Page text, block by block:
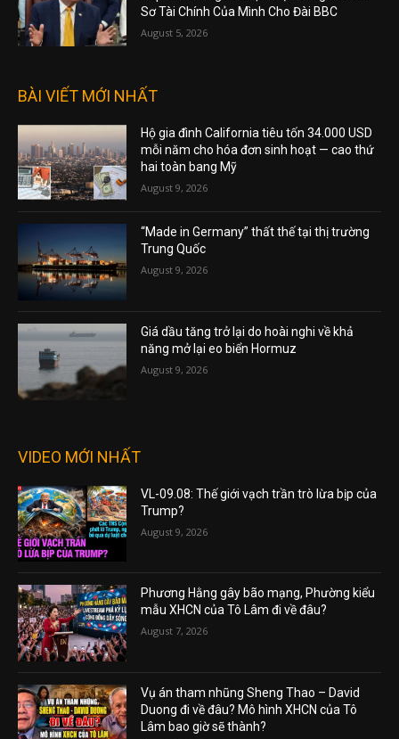
Sơ Tài Chính Của Mình Cho Đài BBC
August 5, 2026
BÀI VIẾT MỚI NHẤT
Hộ gia đình California tiêu tốn 34.000 USD
mỗi năm cho hóa đơn sinh hoạt — cao thứ
hai toàn bang Mỹ
August 9, 2026
“Made in Germany” thất thế tại thị trường
Trung Quốc
August 9, 2026
Giá dầu tăng trở lại do hoài nghi về khả
năng mở lại eo biển Hormuz
August 9, 2026
VIDEO MỚI NHẤT
VL-09.08: Thế giới vạch trần trò lừa bịp của
Trump?
August 9, 2026
Phương Hằng gây bão mạng, Phường kiểu
mẫu XHCN của Tô Lâm đi về đâu?
August 7, 2026
Vụ án tham nhũng Sheng Thao – David
Duong đi về đâu? Mô hình XHCN của Tô
Lâm bao giờ sẽ thành?